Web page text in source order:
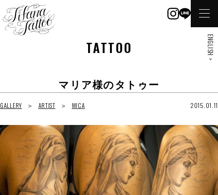
TATTOO
マリア様のタトゥー
GALLERY ARTIST MICA 2015.01.11
ENGLISH >